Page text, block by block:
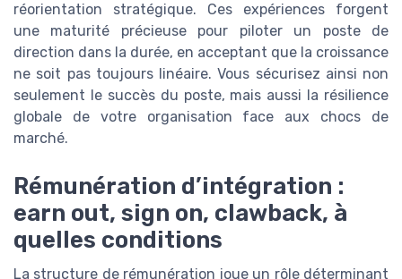
réorientation stratégique. Ces expériences forgent
une maturité précieuse pour piloter un poste de
direction dans la durée, en acceptant que la croissance
ne soit pas toujours linéaire. Vous sécurisez ainsi non
seulement le succès du poste, mais aussi la résilience
globale de votre organisation face aux chocs de
marché.
Rémunération d’intégration :
earn out, sign on, clawback, à
quelles conditions
La structure de rémunération joue un rôle déterminant